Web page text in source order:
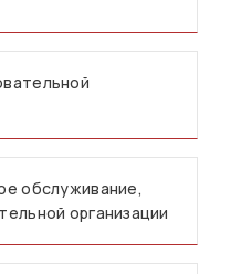
обслуживание,
организации